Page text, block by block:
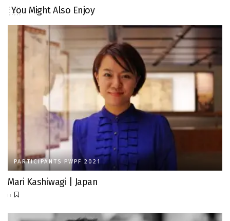
You Might Also Enjoy
PARTICIPANTS PWPF 2021
Mari Kashiwagi | Japan